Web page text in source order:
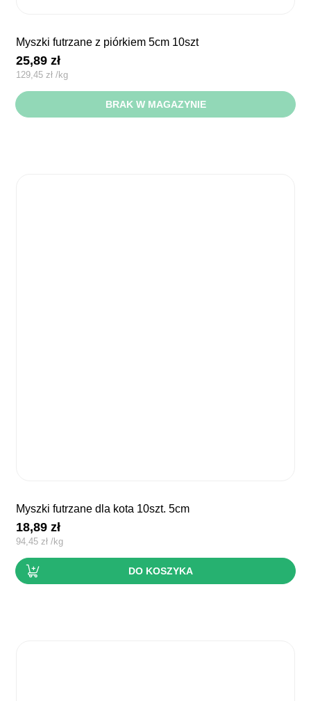
myszki futrzane z piórkiem 5cm 10szt
25,89zł
129,45zł /kg
BRAK W MAGAZYNIE
myszki futrzane dla kota 10szt. 5cm
18,89zł
94,45 zł /kg
DO KOSZYKA